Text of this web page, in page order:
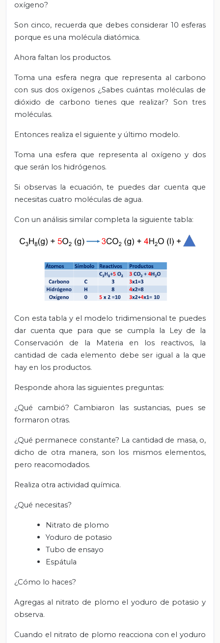
oxígeno?
Son cinco, recuerda que debes considerar 10 esferas
porque es una molécula diatómica.
Ahora faltan los productos.
Toma una esfera negra que representa al carbono
con sus dos oxígenos ¿Sabes cuántas moléculas de
dióxido de carbono tienes que realizar? Son tres
moléculas.
Entonces realiza el siguiente y último modelo.
Toma una esfera que representa al oxígeno y dos
que serán los hidrógenos.
Si observas la ecuación, te puedes dar cuenta que
necesitas cuatro moléculas de agua.
Con un análisis similar completa la siguiente tabla:
Con esta tabla y el modelo tridimensional te puedes
dar cuenta que para que se cumpla la Ley de la
Conservación de la Materia en los reactivos, la
cantidad de cada elemento debe ser igual a la que
hay en los productos.
Responde ahora las siguientes preguntas:
¿Qué cambió? Cambiaron las sustancias, pues se
formaron otras.
¿Qué permanece constante? La cantidad de masa, o,
dicho de otra manera, son los mismos elementos,
pero reacomodados.
Realiza otra actividad química.
¿Qué necesitas?
Nitrato de plomo
Yoduro de potasio
Tubo de ensayo
Espátula
¿Cómo lo haces?
Agregas al nitrato de plomo el yoduro de potasio y
observa.
Cuando el nitrato de plomo reacciona con el yoduro